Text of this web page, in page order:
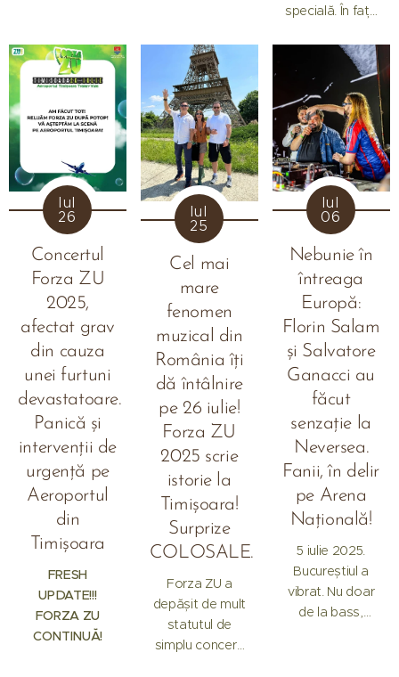
Ploiești, într-o
familie care i-a
fost sprijin și
sursă de
motivație. Încă
vocea ei a atras
atenția tuturor
— la serbările
școlare, la
concursurile
locale și ori de
un microfon în
mână. Muzica nu
era doar o
pasiune, ci...
specială. În fața
oameni adunați
pe Aeroportul
Internațional
"Traian Vuia" din
Timișoara,
Smiley a urcat
pe scena Forza
ZU pentru un
show
memorabil. Doar
că de data
aceasta nu a
fost vorba doar
despre muzică:
artistul a fost
aplaudat, cântat
și sărbătorit
chiar în ziua...
Iul
26
Concertul
Forza ZU
2025,
afectat grav
din cauza
unei furtuni
devastatoare.
Panică și
intervenții de
urgență pe
Aeroportul
din
Timișoara
FRESH
UPDATE!!!
FORZA ZU
CONTINUĂ!
Iul
25
Cel mai
mare
fenomen
muzical din
România îți
dă întâlnire
pe 26 iulie!
Forza ZU
2025 scrie
istorie la
Timișoara!
Surprize
COLOSALE.
Forza ZU a
depășit de mult
statutul de
simplu concert.
Iul
06
Nebunie în
întreaga
Europă:
Florin Salam
și Salvatore
Ganacci au
făcut
senzație la
Neversea.
Fanii, în delir
pe Arena
Națională!
5 iulie 2025.
Bucureștiul a
vibrat. Nu doar
de la bass,